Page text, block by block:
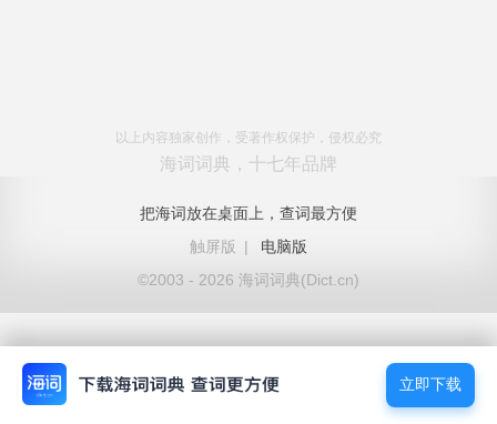
以上内容独家创作，受著作权保护，侵权必究
海词词典，十七年品牌
把海词放在桌面上，查词最方便
触屏版
|
电脑版
©2003 - 2026 海词词典(Dict.cn)
立即下载
立即下载